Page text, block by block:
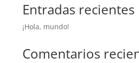
Entradas recientes
¡Hola, mundo!
Comentarios